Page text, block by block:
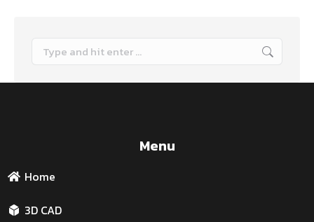
Menu
Home
3D CAD